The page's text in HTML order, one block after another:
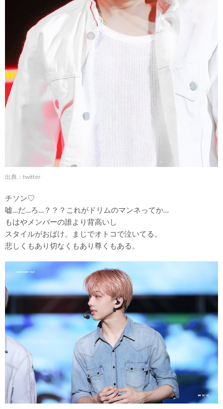
出典：twitter
チソン♡
嘘…だ…ろ…？？？これがドリムのマンネってか…
もはやメンバーの誰より背高いし
スタイルがおばけ。まじでオトコで泣いてる。
悲しくもあり切なくもあり尊くもある。